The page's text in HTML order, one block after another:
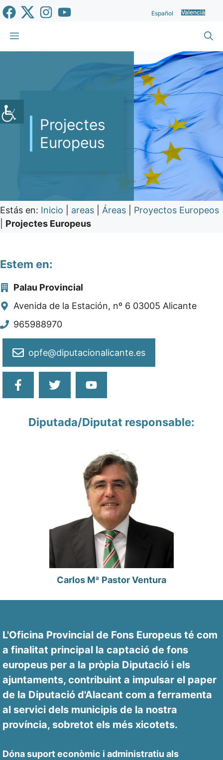
Vés
al
contingut
Español Valencià
Menu
Projectes
Europeus
Estás en: Inicio areas Áreas
Proyectos Europeos
Projectes Europeus
Estem en:
Palau Provincial
Avenida de la Estación, nº 6 03005 Alicante
965988970
opfe@diputacionalicante.es
Diputada/Diputat responsable:
Carlos Mª Pastor Ventura
L'Oficina Provincial de Fons Europeus té com
a finalitat principal la captació de fons
europeus per a la pròpia Diputació i els
ajuntaments, contribuint a impulsar el paper
de la Diputació d'Alacant com a ferramenta
al servici dels municipis de la nostra
província, sobretot els més xicotets.
Dóna suport econòmic i administratiu als